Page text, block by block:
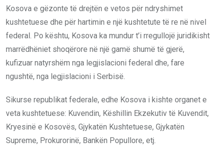
Kosova e gëzonte të drejtën e vetos për ndryshimet
kushtetuese dhe për hartimin e një kushtetute të re në nivel
federal. Po kështu, Kosova ka mundur t’i rregullojë juridikisht
marrëdhëniet shoqërore në një gamë shumë të gjerë,
kufizuar natyrshëm nga legjislacioni federal dhe, fare
ngushtë, nga legjislacioni i Serbisë.
Sikurse republikat federale, edhe Kosova i kishte organet e
veta kushtetuese: Kuvendin, Këshillin Ekzekutiv të Kuvendit,
Kryesinë e Kosovës, Gjykatën Kushtetuese, Gjykatën
Supreme, Prokurorinë, Bankën Popullore, etj.